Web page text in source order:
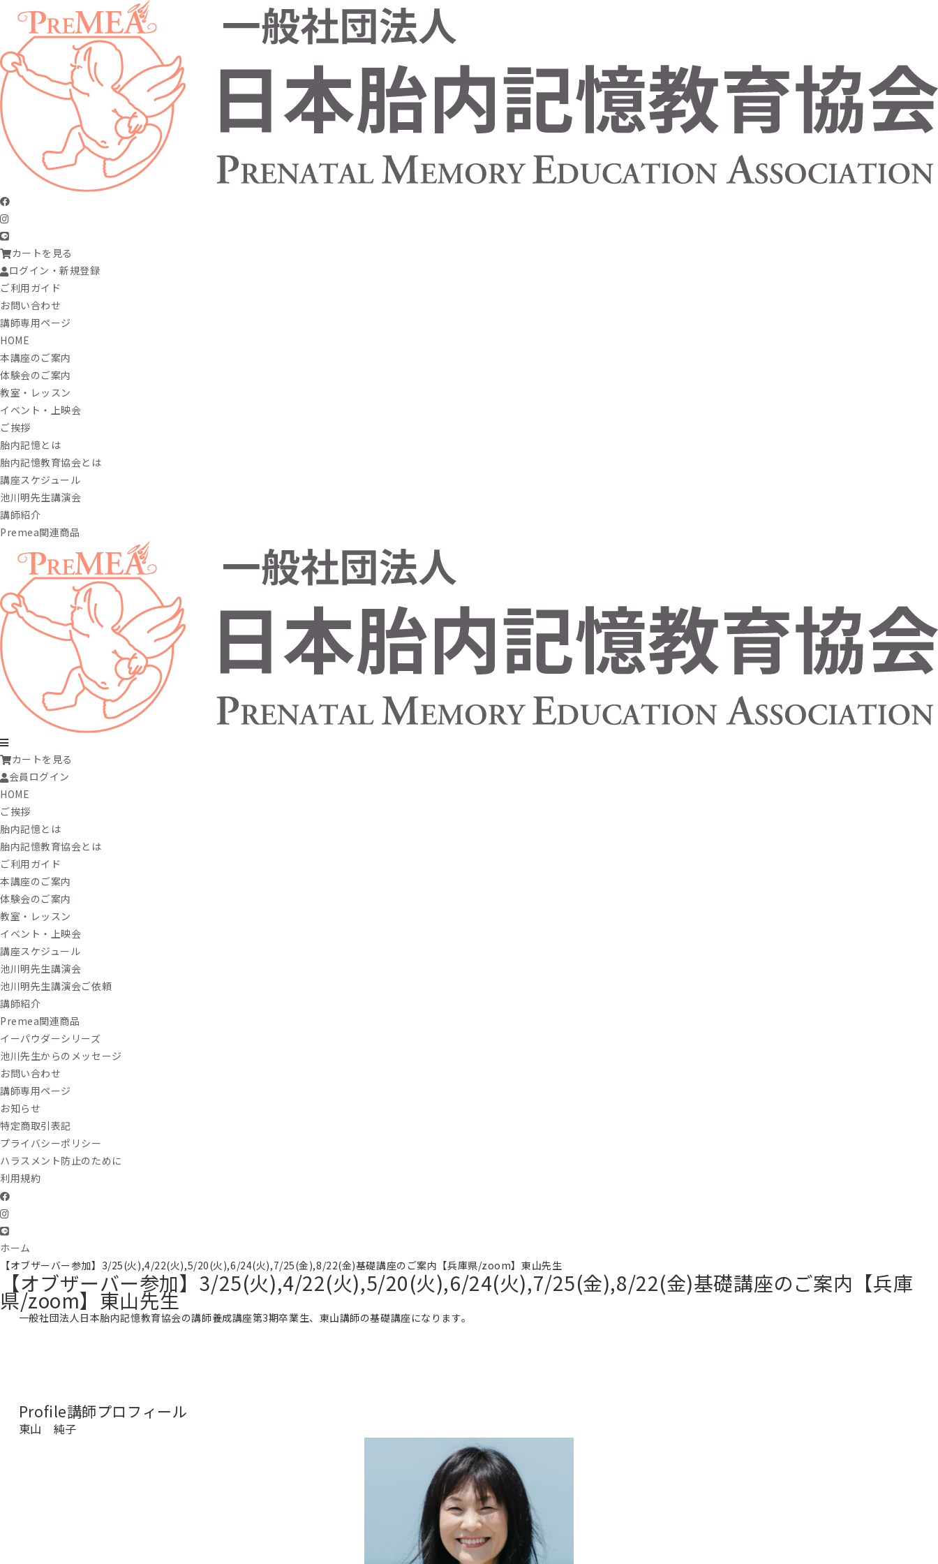
カートを見る
ログイン・新規登録
ご利用ガイド
お問い合わせ
講師専用ページ
HOME
本講座のご案内
体験会のご案内
教室・レッスン
イベント・上映会
ご挨拶
胎内記憶とは
胎内記憶教育協会とは
講座スケジュール
池川明先生講演会
講師紹介
Premea関連商品
カートを見る
会員ログイン
HOME
ご挨拶
胎内記憶とは
胎内記憶教育協会とは
ご利用ガイド
本講座のご案内
体験会のご案内
教室・レッスン
イベント・上映会
講座スケジュール
池川明先生講演会
池川明先生講演会ご依頼
講師紹介
Premea関連商品
イーパウダーシリーズ
池川先生からのメッセージ
お問い合わせ
講師専用ページ
お知らせ
特定商取引表記
プライバシーポリシー
ハラスメント防止のために
利用規約
ホーム
【オブザーバー参加】3/25(火),4/22(火),5/20(火),6/24(火),7/25(金),8/22(金)基礎講座のご案内【兵庫県/zoom】東山先生
【オブザーバー参加】3/25(火),4/22(火),5/20(火),6/24(火),7/25(金),8/22(金)基礎講座のご案内【兵庫
県/zoom】東山先生
一般社団法人日本胎内記憶教育協会の講師養成講座第3期卒業生、東山講師の基礎講座になります。
Profile講師プロフィール
東山 純子